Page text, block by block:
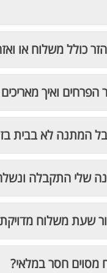
כולל משלוח או
הפרחים ואיך
המתנה לא בבית
שלי התקבלה
שעת משלוח
מסוים חסר במלאי?